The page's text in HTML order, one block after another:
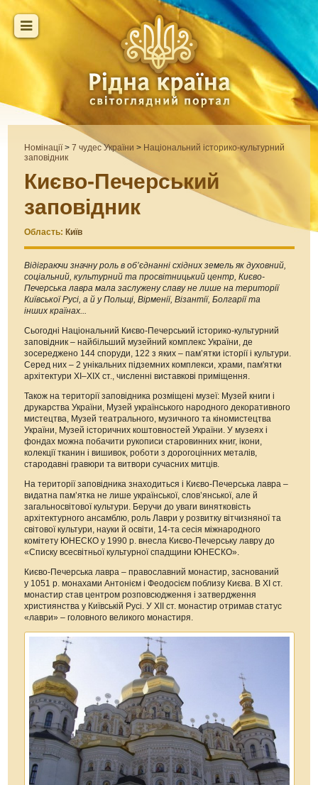
Номінації>7 чудес України > Національний історико-культурний
заповідник
Києво-Печерський
заповідник
Область: Київ
Відіграючи значну роль в об’єднанні східних земель як духовний,
соціальний, культурний та просвітницький центр, Києво-
Печерська лавра мала заслужену славу не лише на території
Київської Русі, а й у Польщі, Вірменії, Візантії, Болгарії та
інших країнах...
Сьогодні Національний Києво-Печерський історико-культурний
заповідник – найбільший музейний комплекс України, де
зосереджено 144 споруди, 122 з яких – пам’ятки історії і культури.
Серед них – 2 унікальних підземних комплекси, храми, пам'ятки
архітектури XI–XIX ст., численні виставкові приміщення.
Також на території заповідника розміщені музеї: Музей книги і
друкарства України, Музей українського народного декоративного
мистецтва, Музей театрального, музичного та кіномистецтва
України, Музей історичних коштовностей України. У музеях і
фондах можна побачити рукописи старовинних книг, ікони,
колекції тканин і вишивок, роботи з дорогоцінних металів,
стародавні гравюри та витвори сучасних митців.
На території заповідника знаходиться і Києво-Печерська лавра –
видатна пам’ятка не лише української, слов’янської, але й
загальносвітової культури. Беручи до уваги винятковість
архітектурного ансамблю, роль Лаври у розвитку вітчизняної та
світової культури, науки й освіти, 14-та сесія міжнародного
комітету ЮНЕСКО у 1990 р. внесла Києво-Печерську лавру до
«Списку всесвітньої культурної спадщини ЮНЕСКО».
Києво-Печерська лавра – православний монастир, заснований
у 1051 р. монахами Антонієм і Феодосієм поблизу Києва. В ХІ ст.
монастир став центром розповсюдження і затвердження
християнства у Київській Русі. У ХІІ ст. монастир отримав статус
«лаври» – головного великого монастиря.